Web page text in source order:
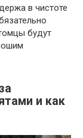
в чистоте
будут
и как